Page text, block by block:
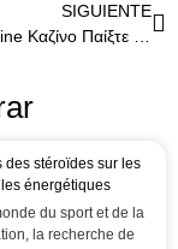
SIGUIENTE
des stéroïdes sur les
énergétiques
du sport et de la
la recherche de